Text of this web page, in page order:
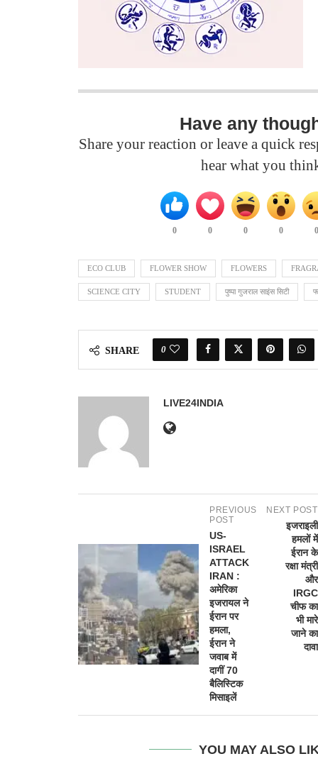
Have any
Share your reaction or leave a quick
hear what you
0 0 0 0
ECO CLUB FLOWER SHOW FLOWERS
SCIENCE CITY STUDENT पुष्पा गुजराल साइंस सिटी
SHARE 0
LIVE24INDIA
PREVIOUS
POST
US-
ISRAEL
ATTACK
IRAN :
अमेरिका
इजरायल ने
ईरान पर
हमला,
ईरान ने
जवाब में
दागीं 70
बैलिस्टिक
मिसाइलें
NEXT POST
इजराइली
हमलों में
ईरान के
रक्षा मंत्री
और
IRGC
चीफ का
भी मारे
जाने का
दावा
YOU MAY ALSO